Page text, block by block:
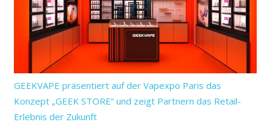
GEEKVAPE präsentiert auf der Vapexpo Paris das
Konzept „GEEK STORE“ und zeigt Partnern das Retail-
Erlebnis der Zukunft